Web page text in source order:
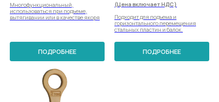
Многофункциональный,
использоваться при подъеме,
вытягивании или в качестве якоря
ПОДРОБНЕЕ
(Цена включает НДС)
Подходит для подъема и
горизонтального перемещения
стальных пластин и балок.
ПОДРОБНЕЕ